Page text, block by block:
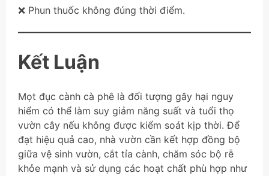
❌ Phun thuốc không đúng thời điểm.
Kết Luận
Mọt đục cành cà phê là đối tượng gây hại nguy
hiểm có thể làm suy giảm năng suất và tuổi thọ
vườn cây nếu không được kiểm soát kịp thời. Để
đạt hiệu quả cao, nhà vườn cần kết hợp đồng bộ
giữa vệ sinh vườn, cắt tỉa cành, chăm sóc bộ rễ
khỏe mạnh và sử dụng các hoạt chất phù hợp như